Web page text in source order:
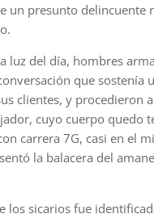
un presunto delincuente
luz del día, hombres
que sostenía
clientes, y procedieron
cuyo cuerpo quedo
carrera 7G, casi en el
la balacera del
los sicarios fue